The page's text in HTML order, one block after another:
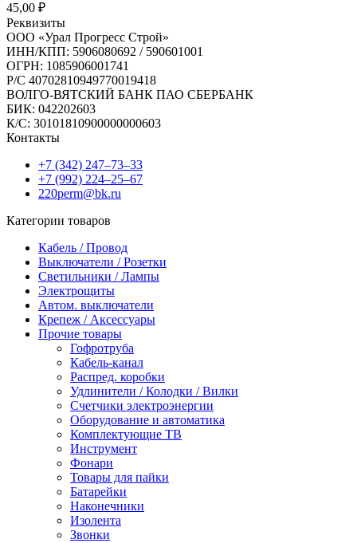
45,00 ₽
Реквизиты
ООО «Урал Прогресс Строй»
ИНН/КПП: 5906080692 / 590601001
ОГРН: 1085906001741
Р/C 40702810949770019418
ВОЛГО-ВЯТСКИЙ БАНК ПАО СБЕРБАНК
БИК: 042202603
К/С: 30101810900000000603
Контакты
+7 (342) 247‒73‒33
+7 (992) 224‒25‒67
220perm@bk.ru
Категории товаров
Кабель / Провод
Выключатели / Розетки
Светильники / Лампы
Электрощиты
Автом. выключатели
Крепеж / Аксессуары
Прочие товары
Гофротруба
Кабель-канал
Распред. коробки
Удлинители / Колодки / Вилки
Счетчики электроэнергии
Оборудование и автоматика
Комплектующие ТВ
Инструмент
Фонари
Товары для пайки
Батарейки
Наконечники
Изолента
Звонки